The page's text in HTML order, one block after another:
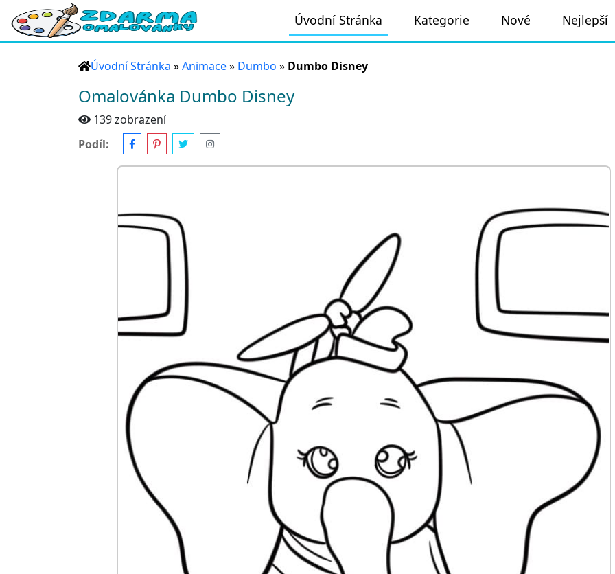
Úvodní Stránka Kategorie Nové Nejlepší
Úvodní Stránka »Animace» Dumbo » Dumbo Disney
Omalovánka Dumbo Disney
139 zobrazení
Podíl: